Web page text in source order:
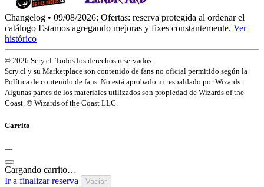
Changelog • 09/08/2026: Ofertas: reserva protegida al ordenar el
catálogo Estamos agregando mejoras y fixes constantemente. Ver
histórico
© 2026 Scry.cl. Todos los derechos reservados.
Scry.cl y su Marketplace son contenido de fans no oficial permitido según la
Política de contenido de fans. No está aprobado ni respaldado por Wizards.
Algunas partes de los materiales utilizados son propiedad de Wizards of the
Coast. © Wizards of the Coast LLC.
Carrito
—
Cargando carrito…
Ir a finalizar reserva
Vaciar